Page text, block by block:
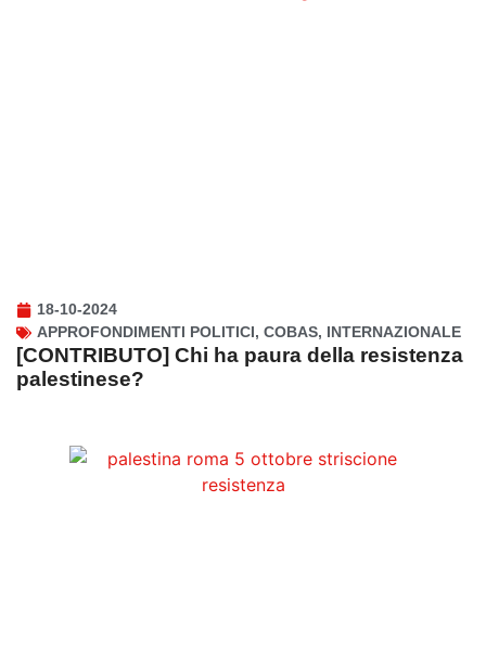
18-10-2024
APPROFONDIMENTI POLITICI, COBAS, INTERNAZIONALE
[CONTRIBUTO] Chi ha paura della resistenza
palestinese?